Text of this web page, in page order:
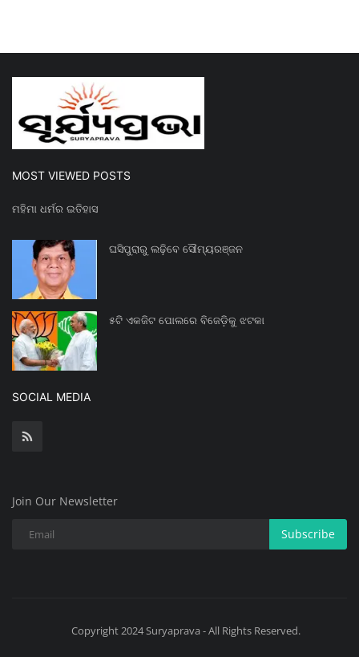
MOST VIEWED POSTS
ମହିମା ଧର୍ମର ଇତିହାସ
ଘସିପୁରାରୁ ଲଢ଼ିବେ ସୌମ୍ୟରଞ୍ଜନ
୫ଟି ଏକଜିଟ ପୋଲରେ ବିଜେଡ଼ିକୁ ଝଟକା
SOCIAL MEDIA
Join Our Newsletter
Subscribe
Copyright 2024 Suryaprava - All Rights Reserved.